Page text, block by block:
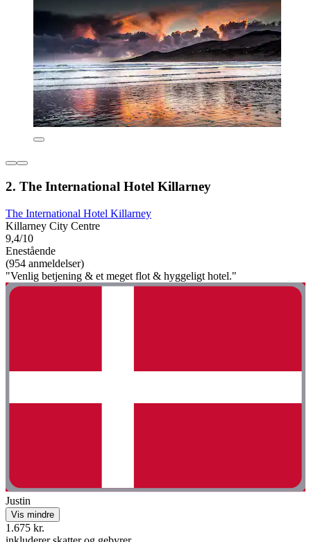
2. The International Hotel Killarney
The International Hotel Killarney
Killarney City Centre
9,4/10
Enestående
(954 anmeldelser)
"Venlig betjening & et meget flot & hyggeligt hotel."
Justin
Vis mindre
1.675 kr.